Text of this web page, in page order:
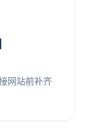
网站前补齐